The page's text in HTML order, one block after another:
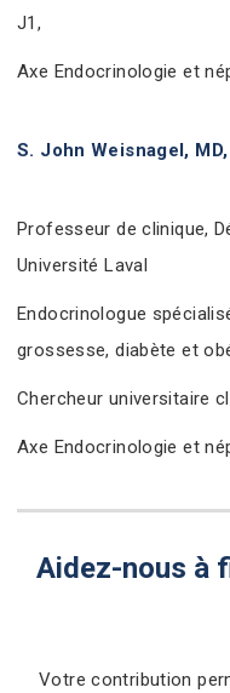
J1,
Axe Endocrinologie et
S. John Weisnagel, MD,
Professeur de clinique,
Université Laval
Endocrinologue
grossesse, diabète et
Chercheur universitaire
Axe Endocrinologie et
Aidez-nous à
Votre contribution